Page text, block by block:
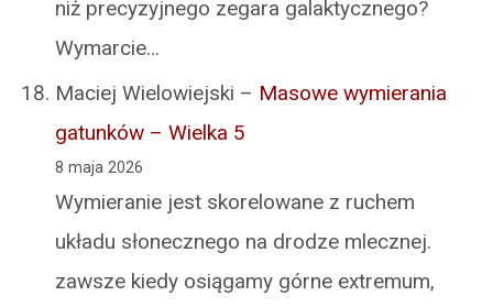
niż precyzyjnego zegara galaktycznego?
Wymarcie…
Maciej Wielowiejski – Masowe wymierania
gatunków – Wielka 5
8 maja 2026
Wymieranie jest skorelowane z ruchem
układu słonecznego na drodze mlecznej.
zawsze kiedy osiągamy górne extremum,